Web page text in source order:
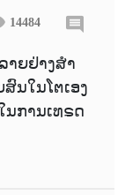
14484
າຍຢ່າງສຳ
ນໃນໂຕເອງ
ນການເທຣດ